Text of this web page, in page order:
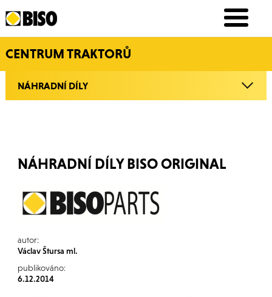
CENTRUM TRAKTORŮ
NÁHRADNÍ DÍLY
NÁHRADNÍ DÍLY BISO ORIGINAL
autor:
Václav Štursa ml.
publikováno:
6.12.2014